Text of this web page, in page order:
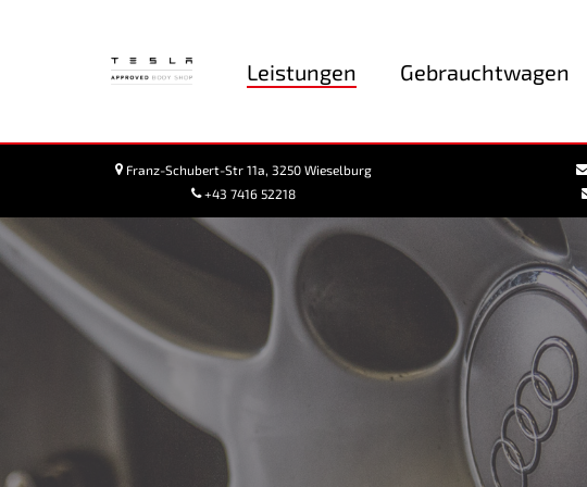
Leistungen Gebrauchtwagen
Franz-Schubert-Str 11a, 3250 Wieselburg
+43 7416 52218